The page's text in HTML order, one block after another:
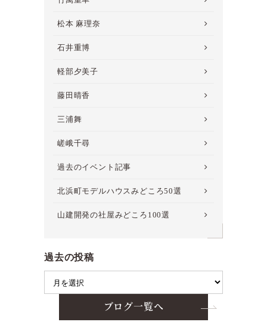
松本 麻理奈
石井重博
軽部夕美子
藤田晴香
三浦舞
嵯峨千尋
過去のイベント記事
北浜町モデルハウスみどころ50選
山建開発の社屋みどころ100選
過去の投稿
ブログ一覧へ